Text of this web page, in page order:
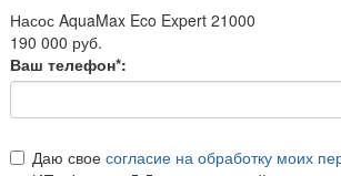
Насос AquaMax Eco Expert 21000
190 000 руб.
Ваш телефон*:
Даю свое согласие на обработку моих